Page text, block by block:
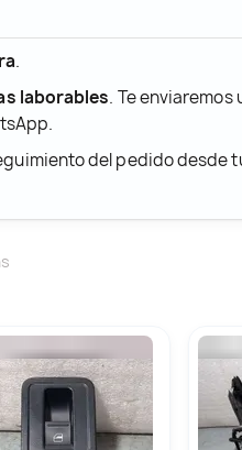
.
laborables. Te
del pedido desde